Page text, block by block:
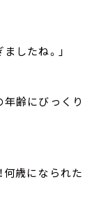
したね。」
年齢にびっくり
何歳になられた